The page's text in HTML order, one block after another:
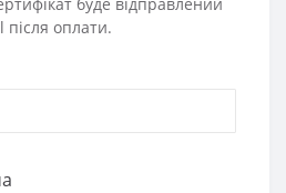
оплати.